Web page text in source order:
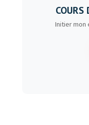
COURS
Initier mon